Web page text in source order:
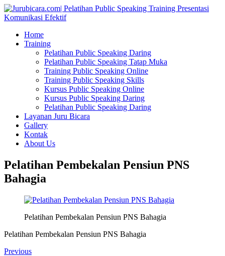
Home
Training
Pelatihan Public Speaking Daring
Pelatihan Public Speaking Tatap Muka
Training Public Speaking Online
Training Public Speaking Skills
Kursus Public Speaking Online
Kursus Public Speaking Daring
Pelatihan Public Speaking Daring
Layanan Juru Bicara
Gallery
Kontak
About Us
Pelatihan Pembekalan Pensiun PNS
Bahagia
Pelatihan Pembekalan Pensiun PNS Bahagia
Pelatihan Pembekalan Pensiun PNS Bahagia
Previous